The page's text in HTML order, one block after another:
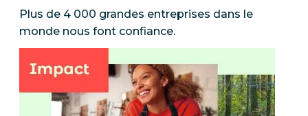
Plus de 4 000 grandes entreprises dans le
monde nous font confiance.